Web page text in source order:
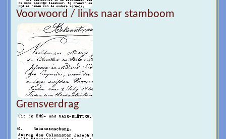
Voorwoord / links naar stamboom
Grensverdrag